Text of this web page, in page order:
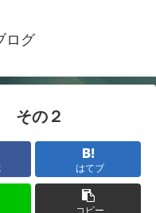
ログ
その２
はてブ
コピー